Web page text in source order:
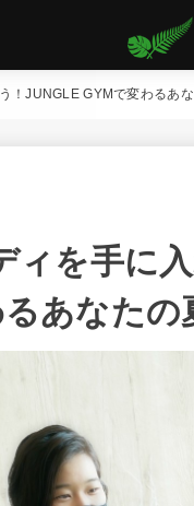
！JUNGLE GYMで変わるあ
ィを手に入
あなたの